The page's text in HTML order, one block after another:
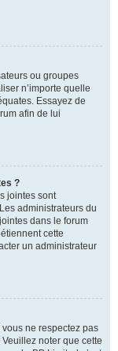
ou groupes
n’importe quelle
Essayez de
afin de lui
?
jointes sont
administrateurs du
dans le forum
cette
un administrateur
ne respectez pas
noter que cette